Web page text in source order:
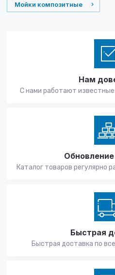
Мойки композитные
Нам
С нами работают
Обновление
Каталог товаров регулярно
Быстрая
Быстрая доставка по